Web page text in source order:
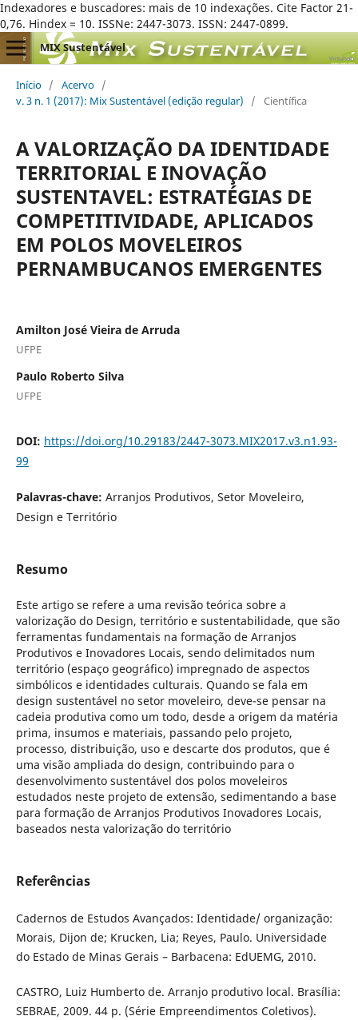
Indexadores e buscadores: mais de 10 indexações. Cite Factor 21-
0,76. Hindex = 10. ISSNe: 2447-3073. ISSN: 2447-0899.
MIX Sustentável
Início / Acervo /
v. 3 n. 1 (2017): Mix Sustentável (edição regular)
/ Científica
A VALORIZAÇÃO DA IDENTIDADE
TERRITORIAL E INOVAÇÃO
SUSTENTAVEL: ESTRATÉGIAS DE
COMPETITIVIDADE, APLICADOS
EM POLOS MOVELEIROS
PERNAMBUCANOS EMERGENTES
Amilton José Vieira de Arruda
UFPE
Paulo Roberto Silva
UFPE
DOI: https://doi.org/10.29183/2447-3073.MIX2017.v3.n1.93-
99
Palavras-chave: Arranjos Produtivos, Setor Moveleiro,
Design e Território
Resumo
Este artigo se refere a uma revisão teórica sobre a
valorização do Design, território e sustentabilidade, que são
ferramentas fundamentais na formação de Arranjos
Produtivos e Inovadores Locais, sendo delimitados num
território (espaço geográfico) impregnado de aspectos
simbólicos e identidades culturais. Quando se fala em
design sustentável no setor moveleiro, deve-se pensar na
cadeia produtiva como um todo, desde a origem da matéria
prima, insumos e materiais, passando pelo projeto,
processo, distribuição, uso e descarte dos produtos, que é
uma visão ampliada do design, contribuindo para o
desenvolvimento sustentável dos polos moveleiros
estudados neste projeto de extensão, sedimentando a base
para formação de Arranjos Produtivos Inovadores Locais,
baseados nesta valorização do território
Referências
Cadernos de Estudos Avançados: Identidade/ organização:
Morais, Dijon de; Krucken, Lia; Reyes, Paulo. Universidade
do Estado de Minas Gerais – Barbacena: EdUEMG, 2010.
CASTRO, Luiz Humberto de. Arranjo produtivo local. Brasília:
SEBRAE, 2009. 44 p. (Série Empreendimentos Coletivos).